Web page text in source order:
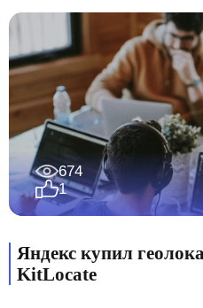
674
1
Яндекс купил
KitLocate